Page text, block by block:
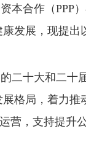
本合作（PPP
发展，现提出
二十大和二十
格局，着力推
营，支持提升